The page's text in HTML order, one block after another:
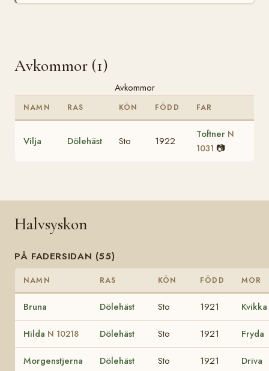
Avkommor (1)
Avkommor
NAMN RAS KÖN FÖDD FAR
Vilja Dölehäst Sto 1922
Toftner N
1031 📷
Halvsyskon
PÅ FADERSIDAN (55)
NAMN RAS KÖN FÖDD MOR
Bruna Dölehäst Sto 1921 Kvikka
Hilda N 10218 Dölehäst Sto 1921 Fryda
Morgenstjerna Dölehäst Sto 1921 Driva